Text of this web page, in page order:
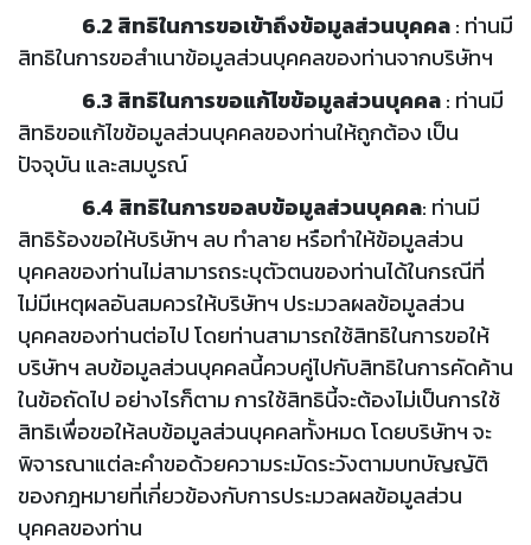
6.2 สิทธิในการขอเข้าถึงข้อมูลส่วนบุคคล: ท่านมี
สิทธิในการขอสำเนาข้อมูลส่วนบุคคลของท่านจากบริษัทฯ
6.3 สิทธิในการขอแก้ไขข้อมูลส่วนบุคคล: ท่านมี
สิทธิขอแก้ไขข้อมูลส่วนบุคคลของท่านให้ถูกต้อง เป็น
ปัจจุบัน และสมบูรณ์
6.4 สิทธิในการขอลบข้อมูลส่วนบุคคล: ท่านมี
สิทธิร้องขอให้บริษัทฯ ลบ ทำลาย หรือทำให้ข้อมูลส่วน
บุคคลของท่านไม่สามารถระบุตัวตนของท่านได้ในกรณีที่
ไม่มีเหตุผลอันสมควรให้บริษัทฯ ประมวลผลข้อมูลส่วน
บุคคลของท่านต่อไป โดยท่านสามารถใช้สิทธิในการขอให้
บริษัทฯ ลบข้อมูลส่วนบุคคลนี้ควบคู่ไปกับสิทธิในการคัดค้าน
ในข้อถัดไป อย่างไรก็ตาม การใช้สิทธินี้จะต้องไม่เป็นการใช้
สิทธิเพื่อขอให้ลบข้อมูลส่วนบุคคลทั้งหมด โดยบริษัทฯ จะ
พิจารณาแต่ละคำขอด้วยความระมัดระวังตามบทบัญญัติ
ของกฎหมายที่เกี่ยวข้องกับการประมวลผลข้อมูลส่วน
บุคคลของท่าน